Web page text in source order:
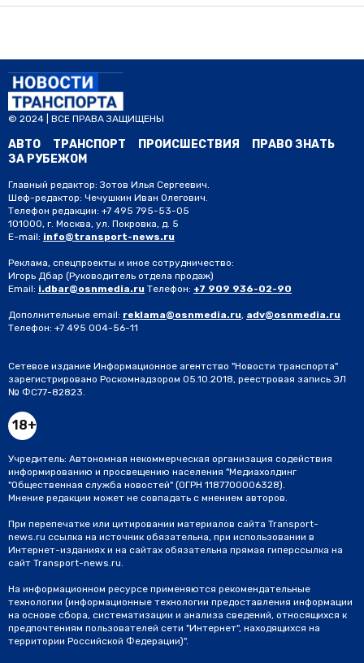
© 2024 | ВСЕ ПРАВА ЗАЩИЩЕНЫ
АВТО ТРАНСПОРТ ПРОИСШЕСТВИЯ
ПРАВО ЗНАТЬ
ЗА РУБЕЖОМ
Главный редактор: Зотов Илья Сергеевич.
Шеф-редактор: Чечушкин Иван Олегович.
Телефон редакции: +7 495 795-53-05
101000, г. Москва, ул. Покровка, д. 5
E-mail: info@transport-news.ru
Реклама, спецпроекты и иное сотрудничество:
Игорь Дбар (Руководитель отдела продаж)
Email: i.dbar@osnmedia.ru Телефон: +7 909 936-02-90
Дополнительные email: reklama@osnmedia.ru, adv@osnmedia.ru
Телефон: +7 495 004-56-11
Сетевое издание Информационное агентство "Новости транспорта"
зарегистрировано Роскомнадзором 05.10.2018, реестровая запись ЭЛ
№ ФС77-82823.
18+
Учредитель: Автономная некоммерческая организация содействия
информированию и просвещению населения "Медиахолдинг
"Общественная служба новостей" (ОГРН 1187700006328).
Мнение редакции может не совпадать с мнением авторов.
При перепечатке или цитировании материалов сайта Transport-
news.ru ссылка на источник обязательна, при использовании в
Интернет-изданиях и на сайтах обязательна прямая гиперссылка на
сайт Transport-news.ru.
На информационном ресурсе применяются рекомендательные
технологии (информационные технологии предоставления информации
на основе сбора, систематизации и анализа сведений, относящихся к
предпочтениям пользователей сети "Интернет", находящихся на
территории Российской Федерации)".